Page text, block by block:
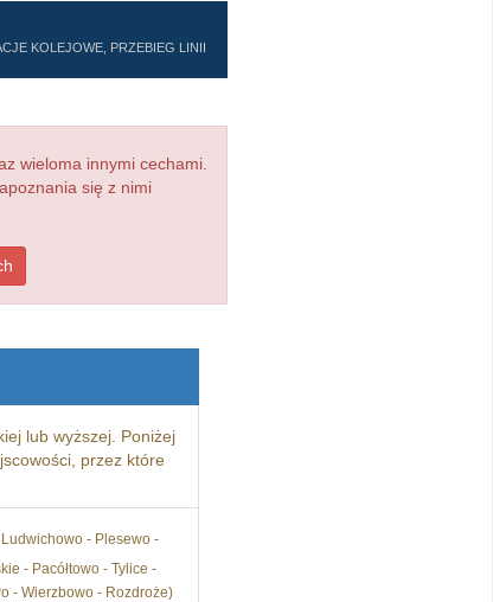
KOLEJOWE, PRZEBIEG LINII
wieloma innymi cechami.
się z nimi
lub wyższej. Poniżej
przez które
Ludwichowo - Plesewo -
- Pacółtowo - Tylice -
- Wierzbowo - Rozdroże)